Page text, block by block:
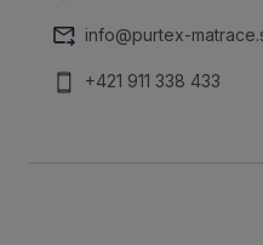
info@purtex-
+421 911 338 433